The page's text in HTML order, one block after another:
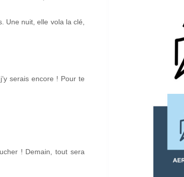
Une nuit, elle vola la clé,
serais encore ! Pour te
! Demain, tout sera